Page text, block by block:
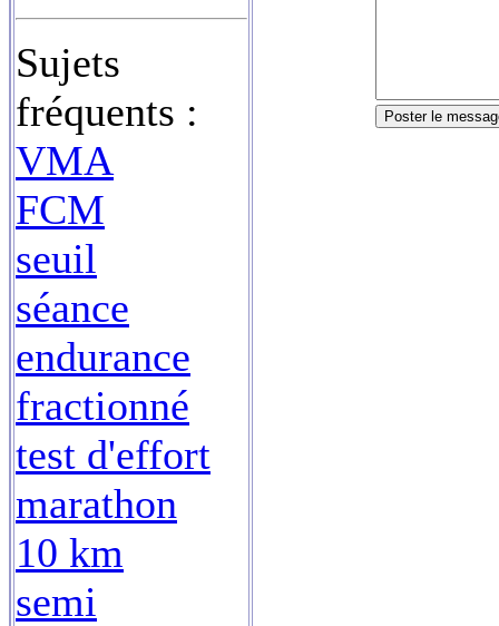
Sujets
fréquents :
VMA
FCM
seuil
séance
endurance
fractionné
test d'effort
marathon
10 km
semi